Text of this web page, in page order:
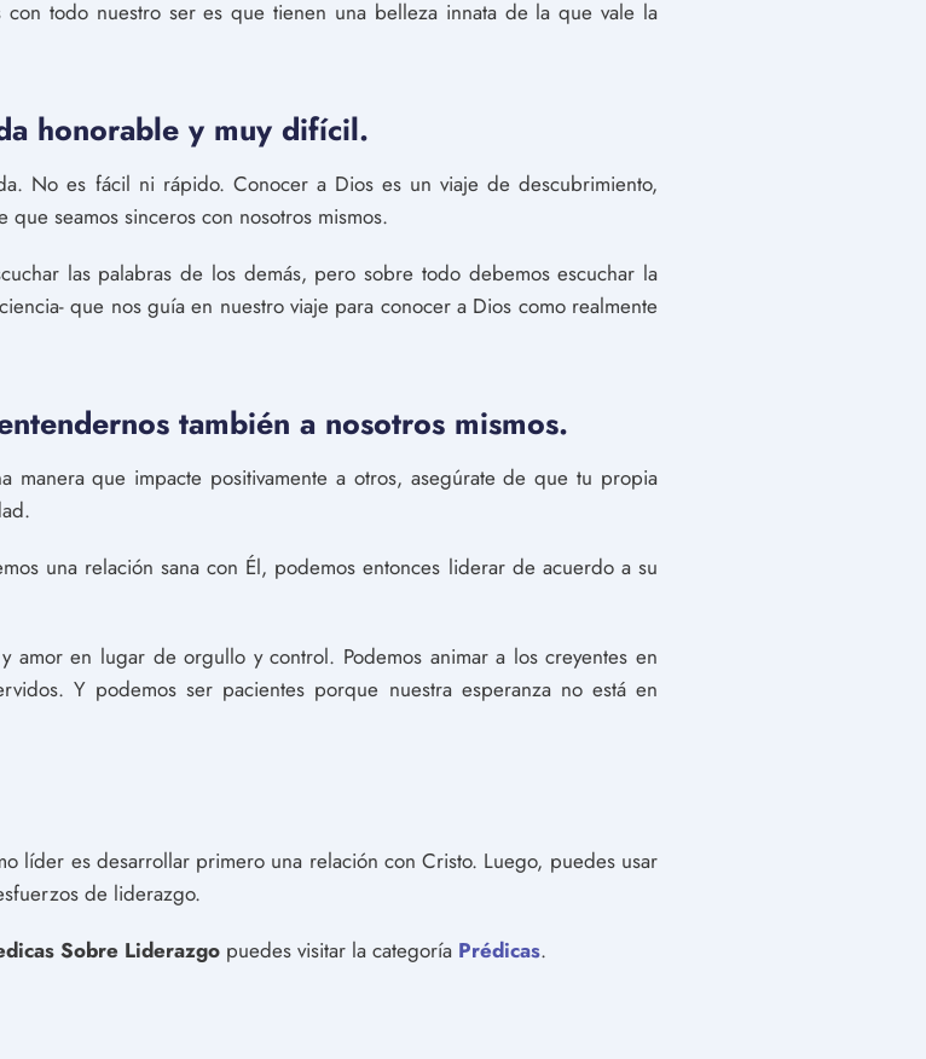
todo nuestro ser es que tienen una belleza innata de la que vale la
honorable y muy difícil.
No es fácil ni rápido. Conocer a Dios es un viaje de descubrimiento,
seamos sinceros con nosotros mismos.
las palabras de los demás, pero sobre todo debemos escuchar la
que nos guía en nuestro viaje para conocer a Dios como realmente
también a nosotros mismos.
manera que impacte positivamente a otros, asegúrate de que tu propia
una relación sana con Él, podemos entonces liderar de acuerdo a su
en lugar de orgullo y control. Podemos animar a los creyentes en
Y podemos ser pacientes porque nuestra esperanza no está en
líder es desarrollar primero una relación con Cristo. Luego, puedes usar
de liderazgo.
Sobre Liderazgo puedes visitar la categoría Prédicas.